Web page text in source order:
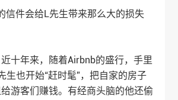
信件会给L先生带来那么大的损失
十年来，随着Airbnb的盛行，手里
生也开始“赶时髦”，把自家的房子
游客们赚钱。有经商头脑的他还偷